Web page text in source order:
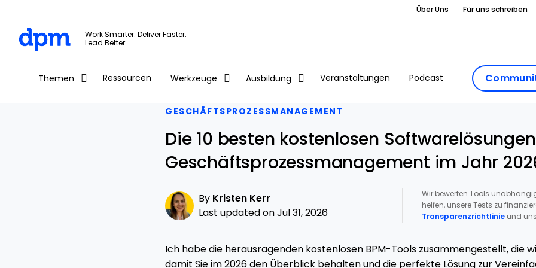
Skip to main content
Über Uns Für uns schreiben
Work Smarter. Deliver Faster.
Lead Better.
Themen Ressourcen Werkzeuge Ausbildung Veranstaltungen Podcast
GESCHÄFTSPROZESSMANAGEMENT
Die 10 besten kostenlosen
Geschäftsprozessmanagement im Jahr
By Kristen Kerr
Last updated on Jul 31, 2026
Wir bewerten Tools
helfen, unsere Tests zu
Transparenzrichtlinieund
Ich habe die herausragenden kostenlosen BPM-Tools zusammengestellt, die
damit Sie im 2026 den Überblick behalten und die perfekte Lösung zur